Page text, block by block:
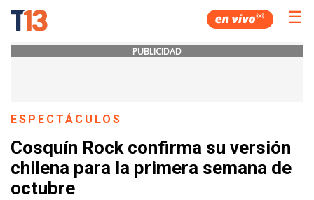
☰
PUBLICIDAD
ESPECTÁCULOS
Cosquín Rock confirma su versión
chilena para la primera semana de
octubre